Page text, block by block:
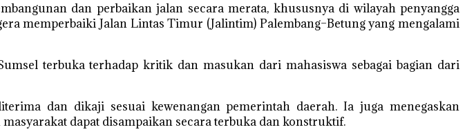
dan perbaikan jalan secara merata, khususnya di wilayah penyangga
memperbaiki Jalan Lintas Timur (Jalintim) Palembang–Betung yang mengalami
terbuka terhadap kritik dan masukan dari mahasiswa sebagai bagian dari
dan dikaji sesuai kewenangan pemerintah daerah. Ia juga menegaskan
dapat disampaikan secara terbuka dan konstruktif.